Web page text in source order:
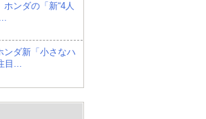
ンダの「新“4人
ンダ新「小さなハ
目...